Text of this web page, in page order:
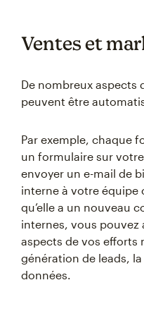
Ventes et
De nombreux aspects
peuvent être
Par exemple, chaque
un formulaire sur
envoyer un e-mail de
interne à votre équipe
qu’elle a un nouveau
internes, vous
aspects de vos efforts
génération de leads,
données.